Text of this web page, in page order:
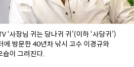
‘사장님 귀는 당나귀 귀’(이하 ‘사당귀’)
에 방문한 40년차 낚시 고수 이경규와
습이 그려진다.